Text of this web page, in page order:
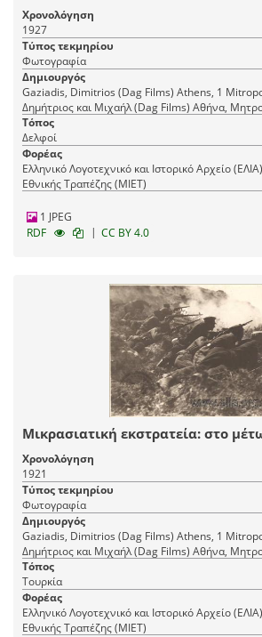
Χρονολόγηση
1927
Τύπος τεκμηρίου
Φωτογραφία
Δημιουργός
Gaziadis, Dimitrios (Dag Films) Athens, 1 Mitropoleos Str., Γαζιάδης,
Δημήτριος και Μιχαήλ (Dag
Τόπος
Δελφοί
Φορέας
Ελληνικό Λογοτεχνικό και Ιστορικό Αρχείο
Εθνικής Τραπέζης (ΜΙΕΤ)
1 JPEG
RDF
| CC BY 4.0
Μικρασιατική εκστρατεία: στο
Χρονολόγηση
1921
Τύπος τεκμηρίου
Φωτογραφία
Δημιουργός
Gaziadis, Dimitrios (Dag Films) Athens, 1 Mitropoleos Str., Γαζιάδης,
Δημήτριος και Μιχαήλ (Dag
Τόπος
Τουρκία
Φορέας
Ελληνικό Λογοτεχνικό και Ιστορικό Αρχείο
Εθνικής Τραπέζης (ΜΙΕΤ)